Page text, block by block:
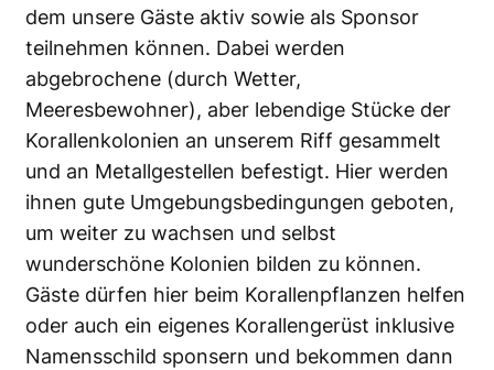
dem unsere Gäste aktiv sowie als Sponsor
teilnehmen können. Dabei werden
abgebrochene (durch Wetter,
Meeresbewohner), aber lebendige Stücke der
Korallenkolonien an unserem Riff gesammelt
und an Metallgestellen befestigt. Hier werden
ihnen gute Umgebungsbedingungen geboten,
um weiter zu wachsen und selbst
wunderschöne Kolonien bilden zu können.
Gäste dürfen hier beim Korallenpflanzen helfen
oder auch ein eigenes Korallengerüst inklusive
Namensschild sponsern und bekommen dann